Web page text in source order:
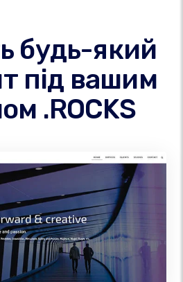
будь-який
під вашим
.ROCKS